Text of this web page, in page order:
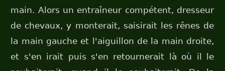
main. Alors un entraîneur compétent, dresseur
de chevaux, y monterait, saisirait les rênes de
la main gauche et l'aiguillon de la main droite,
et s'en irait puis s'en retournerait là où il le